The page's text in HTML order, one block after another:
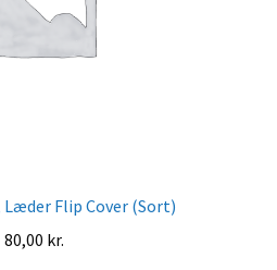
Læder Flip Cover (Sort)
80,00 kr.